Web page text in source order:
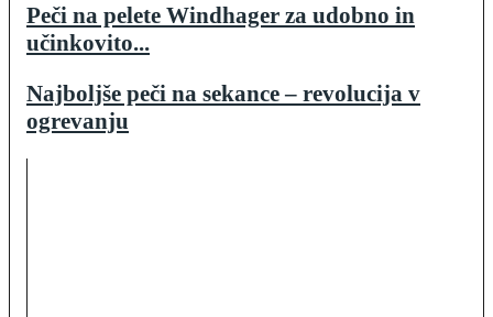
Peči na pelete Windhager za udobno in
učinkovito...
Najboljše peči na sekance – revolucija v
ogrevanju